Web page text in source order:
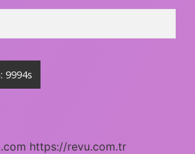
https://revu.com.tr